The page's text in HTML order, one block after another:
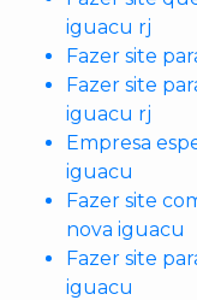
iguacu rj
Fazer site
Fazer site
iguacu rj
Empresa
iguacu
Fazer site
nova iguacu
Fazer site
iguacu